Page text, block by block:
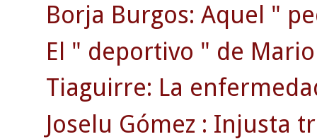
Borja Burgos: Aquel "
El " deportivo " de
Tiaguirre: La
Joselu Gómez : Injusta